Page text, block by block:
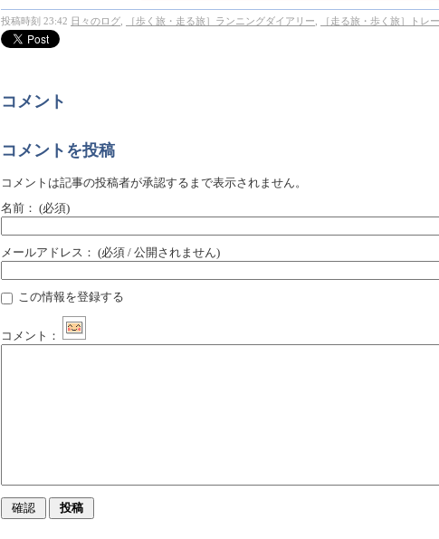
投稿時刻 23:42 日々のログ ［歩く旅・走る旅］ランニングダイアリー ［走る旅・歩く旅］トレ
コメント
コメントを投稿
コメントは記事の投稿者が承認するまで表示されません。
名前： (必須)
メールアドレス： (必須 / 公開されません)
この情報を登録する
コメント：